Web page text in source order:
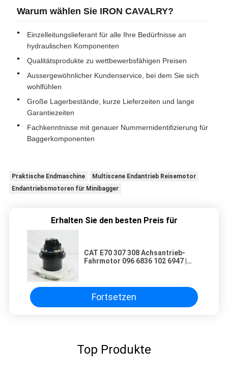
Warum wählen Sie IRON CAVALRY?
Einzelleitungslieferant für alle Ihre Bedürfnisse an
hydraulischen Komponenten
Qualitätsprodukte zu wettbewerbsfähigen Preisen
Aussergewöhnlicher Kundenservice, bei dem Sie sich
wohlfühlen
Große Lagerbestände, kurze Lieferzeiten und lange
Garantiezeiten
Fachkenntnisse mit genauer Nummernidentifizierung für
Baggerkomponenten
Praktische Endmaschine
Multiscene Endantrieb Reisemotor
Endantriebsmotoren für Minibagger
Erhalten Sie den besten Preis für
CAT E70 307 308 Achsantrieb-
Fahrmotor 096 6836 102 6947 |
Fortsetzen
Top Produkte